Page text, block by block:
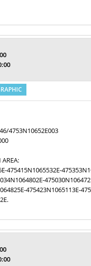
4753N10652E003
AREA:
475415N1065532E-
475423N1065113E-